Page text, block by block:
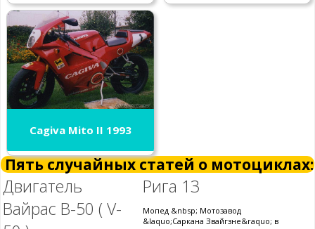
Cagiva Mito II 1993
Пять случайных статей о мотоциклах:
Двигатель
Вайрас В-50 ( V-
Рига 13
Мопед &nbsp; Мотозавод
&laquo;Саркана Звайгзне&raquo; в